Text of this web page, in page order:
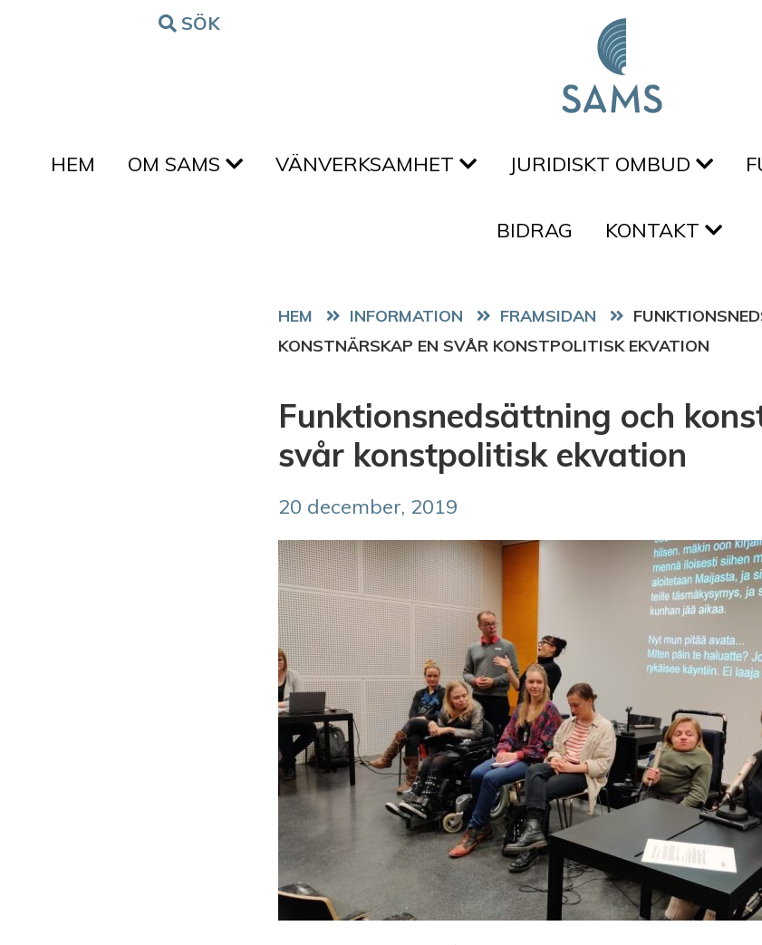
Hoppa till innehålletSÖK
HEM OM SAMS VÄNVERKSAMHET JURIDISKT OMBUD
BIDRAG KONTAKT
HEM FRAMSIDAN
KONSTNÄRSKAP EN SVÅR KONSTPOLITISK EKVATION
Funktionsnedsättning och
svår konstpolitisk ekvation
20 december, 2019